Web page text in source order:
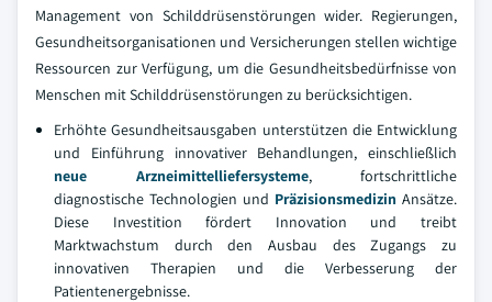
Management von Schilddrüsenstörungen wider. Regierungen,
Gesundheitsorganisationen und Versicherungen stellen wichtige
Ressourcen zur Verfügung, um die Gesundheitsbedürfnisse von
Menschen mit Schilddrüsenstörungen zu berücksichtigen.
Erhöhte Gesundheitsausgaben unterstützen die Entwicklung
und Einführung innovativer Behandlungen, einschließlich
neue Arzneimittelliefersysteme, fortschrittliche
diagnostische Technologien und Präzisionsmedizin Ansätze.
Diese Investition fördert Innovation und treibt
Marktwachstum durch den Ausbau des Zugangs zu
innovativen Therapien und die Verbesserung der
Patientenergebnisse.